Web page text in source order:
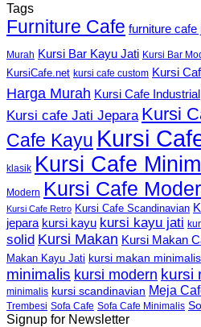
Tags
Furniture Cafe furniture cafe
Murah Kursi Bar Kayu Jati Kursi Bar
KursiCafe.net kursi cafe custom Kursi
Harga Murah Kursi Cafe Industrial
Kursi cafe Jati Jepara Kursi
Cafe Kayu Kursi
klasik Kursi Cafe
Modern Kursi Cafe
Kursi Cafe Retro Kursi Cafe Scandinavian
jepara kursi kayu kursi kayu jati
solid Kursi Makan Kursi Makan
Makan Kayu Jati kursi makan minimalis
minimalis kursi modern kursi
minimalis kursi scandinavian Meja
Trembesi Sofa Cafe Sofa Cafe Minimalis
Signup for Newsletter